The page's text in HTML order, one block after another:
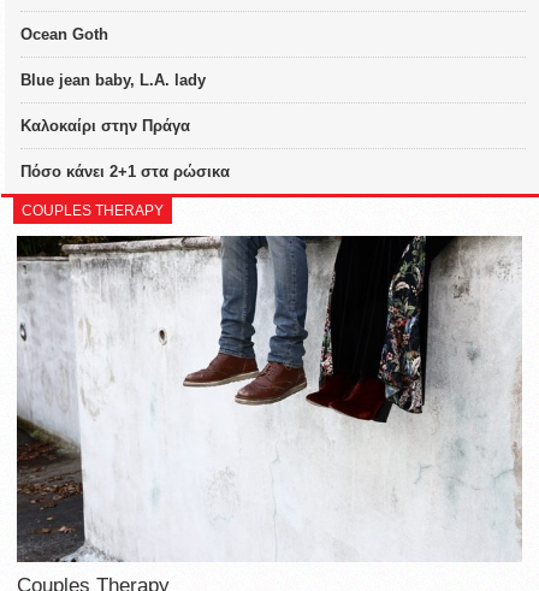
Ocean Goth
Blue jean baby, L.A. lady
Καλοκαίρι στην Πράγα
Πόσο κάνει 2+1 στα ρώσικα
COUPLES THERAPY
Couples Therapy